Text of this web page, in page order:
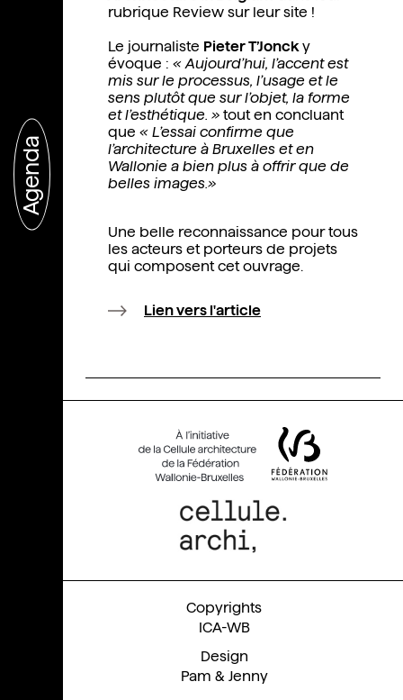
Agenda
rubrique Review sur leur site !
Le journaliste Pieter T’Jonck y
évoque : « Aujourd’hui, l’accent est
mis sur le processus, l’usage et le
sens plutôt que sur l’objet, la forme
et l’esthétique. » tout en concluant
que « L’essai confirme que
l’architecture à Bruxelles et en
Wallonie a bien plus à offrir que de
belles images.»
Une belle reconnaissance pour tous
les acteurs et porteurs de projets
qui composent cet ouvrage.
Lien vers l'article
ICA-WB
Pam & Jenny